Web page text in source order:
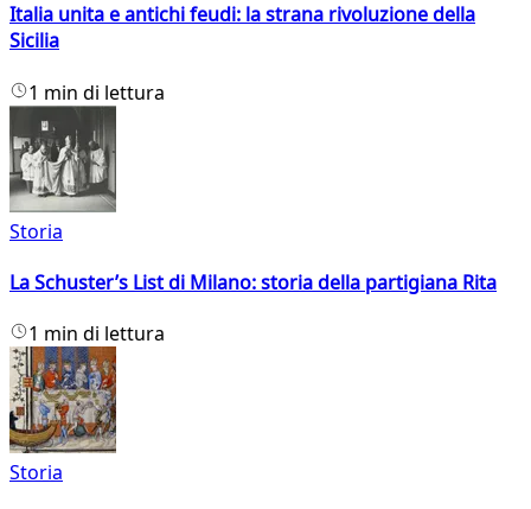
Italia unita e antichi feudi: la strana rivoluzione della
Sicilia
1 min di lettura
Storia
La Schuster’s List di Milano: storia della partigiana Rita
1 min di lettura
Storia